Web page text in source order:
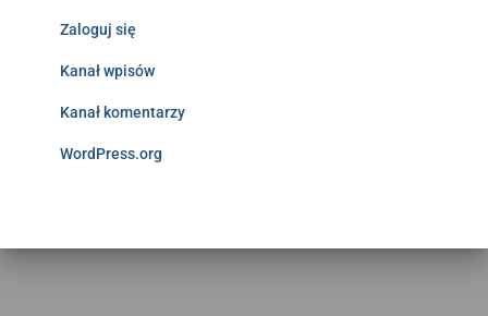
Zaloguj się
Kanał wpisów
Kanał komentarzy
WordPress.org